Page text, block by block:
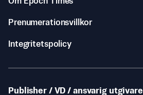
Prenumerationsvillkor
Integritetspolicy
Publisher / VD / ansvarig utgivare